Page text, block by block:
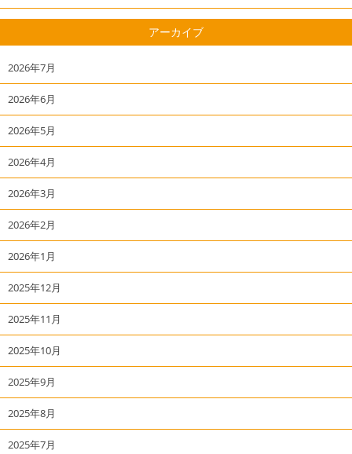
アーカイブ
2026年7月
2026年6月
2026年5月
2026年4月
2026年3月
2026年2月
2026年1月
2025年12月
2025年11月
2025年10月
2025年9月
2025年8月
2025年7月